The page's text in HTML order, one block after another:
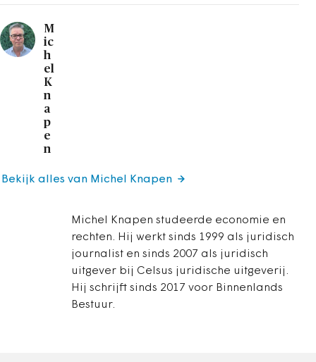
M
ic
h
el
K
n
a
p
e
n
Michel Knapen studeerde economie en
rechten. Hij werkt sinds 1999 als juridisch
journalist en sinds 2007 als juridisch
uitgever bij Celsus juridische uitgeverij.
Hij schrijft sinds 2017 voor Binnenlands
Bestuur.
Bekijk alles van Michel Knapen